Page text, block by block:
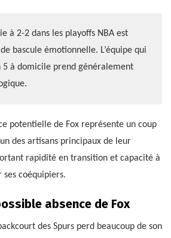
à 2-2 dans les playoffs NBA est
bascule émotionnelle. L’équipe qui
à domicile prend généralement
potentielle de Fox représente un coup
des artisans principaux de leur
rapidité en transition et capacité à
ses coéquipiers.
absence de Fox
des Spurs perd beaucoup de son